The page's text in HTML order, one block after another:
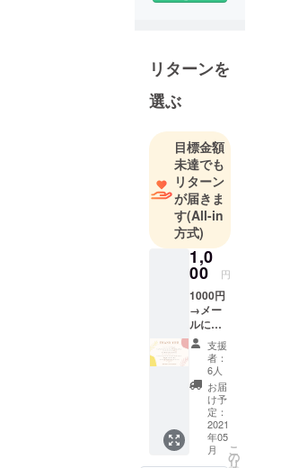
リターンを
選ぶ
目標金額
未達でも
リターン
が届きま
す(All-in
方式)
1,0
00 円
1000円
→メー
ルにて
オリジ
ナル
Thank
youメッ
セージ
を送り
ます。
支援
者：
6人
お届
け予
定：
2021
年05
月
こ
の
リ